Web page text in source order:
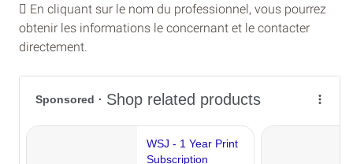
En cliquant sur le nom du professionnel, vous pourrez
obtenir les informations le concernant et le contacter
directement.